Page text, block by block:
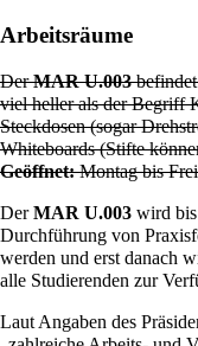
Arbeitsräume
DerMAR U.003
viel heller als der Begriff
Steckdosen (sogar
Whiteboards (Stifte
Geöffnet:Montag bis
DerMAR U.003 wird
Durchführung von
werden und erst danach
alle Studierenden zur
Laut Angaben des